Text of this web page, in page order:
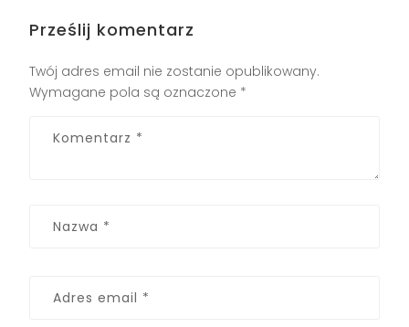
Prześlij komentarz
Twój adres email nie zostanie opublikowany.
Wymagane pola są oznaczone *